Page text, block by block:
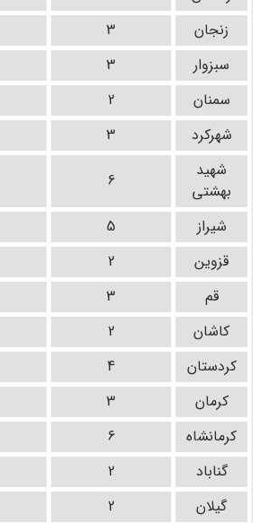
زنجان
3
سبزوار
3
سمنان
2
شهرکرد
3
شهید
بهشتی
6
شیراز 5
قزوین
2
قم
3
کاشان
2
کردستان
4
کرمان
3
کرمانشاه
6
گناباد
2
گیلان
2